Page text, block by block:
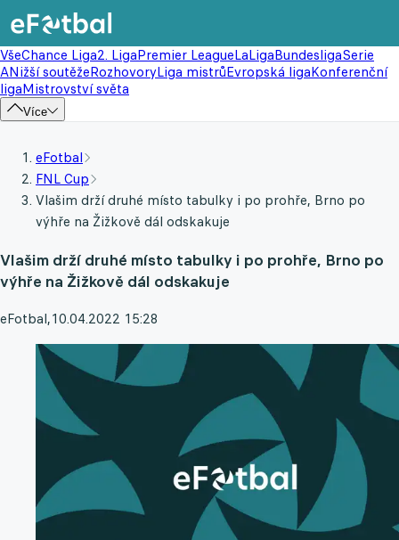
VšeChance Liga2. LigaPremier LeagueLaLigaBundesligaSerie
ANižší soutěžeRozhovoryLiga mistrůEvropská ligaKonferenční
ligaMistrovství světa
Více
eFotbal
FNL Cup
Vlašim drží druhé místo tabulky i po prohře, Brno po
výhře na Žižkově dál odskakuje
Vlašim drží druhé místo tabulky i po prohře, Brno po
výhře na Žižkově dál odskakuje
eFotbal,10.04.2022 15:28